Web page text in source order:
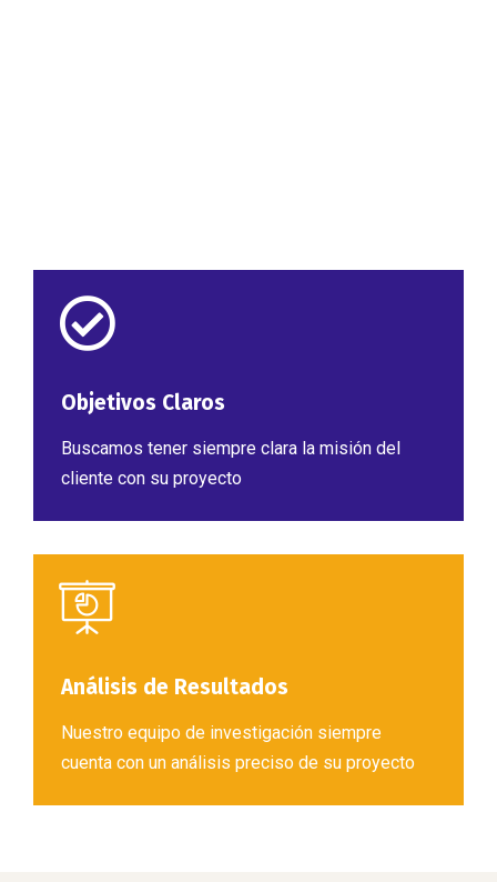
Objetivos Claros
Buscamos tener siempre clara la misión del
cliente con su proyecto
Análisis de Resultados
Nuestro equipo de investigación siempre
cuenta con un análisis preciso de su proyecto